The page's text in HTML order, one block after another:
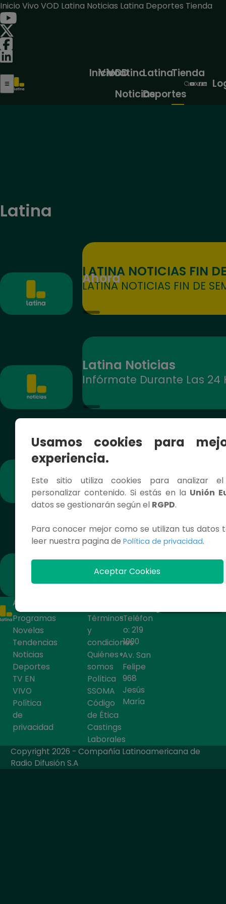
Inicio Vivo VOD Latina Noticias Latina Deportes Tienda
Inicio
Vivo
VOD
Latina
Noticias
Latina
Deportes
Tienda
Latina
Ahora
LATINA NOTICIAS FIN
LATINA NOTICIAS FIN DE
Latina Noticias
Infórmate Durante Las 24
PENSIÓN SOTO
PENSIÓN SOTO Capítulo
Control
SEGUROS TARJETA -
ACCESOS RÁPIDOS
Programas
Novelas
Tendencias
Noticias
Deportes
TV EN
VIVO
Política
de
privacidad
Términos
y
condiciones
Quiénes
somos
Política
SSOMA
Código
de Ética
Castings
Laborales
Teléfon
o: 219
1000
Av. San
Felipe
968
Jesús
María
Copyright 2026 - Compañía Latinoamericana de
Radio Difusión S.A
Usamos cookies para
experiencia.
Este sitio utiliza cookies para analizar
personalizar contenido. Si estás en la Unión
datos se gestionarán según el RGPD.
Para conocer mejor como se utilizan tus datos
leer nuestra pagina de Política de privacidad.
Aceptar Cookies